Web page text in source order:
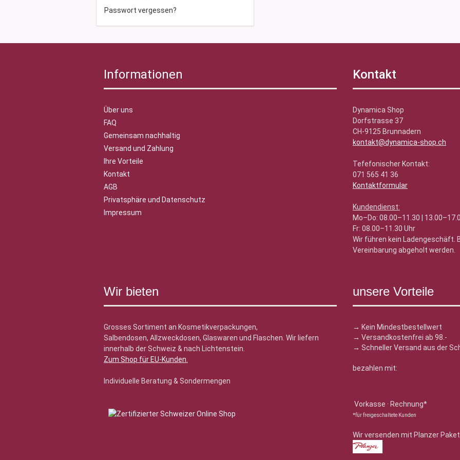
Passwort vergessen?
Informationen
Über uns
FAQ
Gemeinsam nachhaltig
Versand und Zahlung
Ihre Vorteile
Kontakt
AGB
Privatsphäre und Datenschutz
Impressum
Kontakt
Dynamica Shop
Dorfstrasse 37
CH-9125 Brunnadern
kontakt@dynamica-shop.ch
Tefefonischer Kontakt:
071 565 41 36
Kontaktformular
Kundendienst:
Mo–Do: 08.00–11.30 |
Fr: 08.00–11.30 Uhr
Wir führen kein Ladengeschäft.
Vereinbarung abgeholt werden.
Wir bieten
Grosses Sortiment an Kosmetikverpackungen,
Salbendosen, Allzweckdosen, Glaswaren und Flaschen. Wir liefern
innerhalb der Schweiz & nach Lichtenstein.
Zum Shop für EU-Kunden
Individuelle Beratung & Sondermengen
unsere Vorteile
→ Kein Mindestbestellwert
→ Versandkostenfrei ab 98.-
→ Schneller Versand aus der
bezahlen mit:
Vorkasse · Rechnung*
*für freigeschaltete Kunden
Wir versenden mit Planzer